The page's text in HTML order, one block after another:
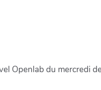
Openlab du mercredi